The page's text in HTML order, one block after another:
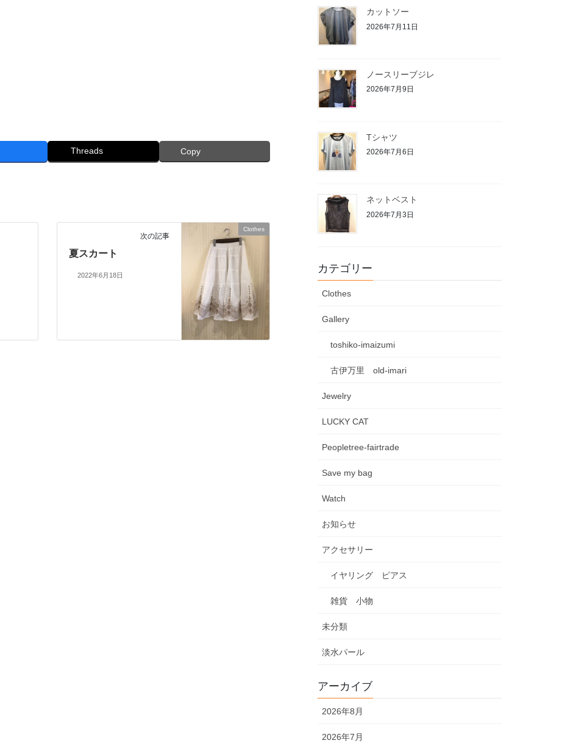
Threads Copy
Clothes
次の記事
夏スカート
2022年6月18日
カットソー
2026年7月11日
ノースリーブジレ
2026年7月9日
Tシャツ
2026年7月6日
ネットベスト
2026年7月3日
カテゴリー
Clothes
Gallery
toshiko-imaizumi
古伊万里 old-imari
Jewelry
LUCKY CAT
Peopletree-fairtrade
Save my bag
Watch
お知らせ
アクセサリー
イヤリング ピアス
雑貨 小物
未分類
淡水パール
アーカイブ
2026年8月
2026年7月